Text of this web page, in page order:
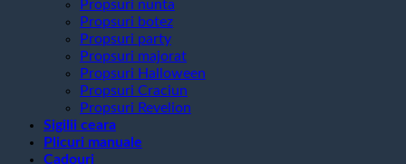
Propsuri nunta
Propsuri botez
Propsuri party
Propsuri majorat
Propsuri Halloween
Propsuri Craciun
Propsuri Revelion
Sigilii ceara
Plicuri manuale
Cadouri